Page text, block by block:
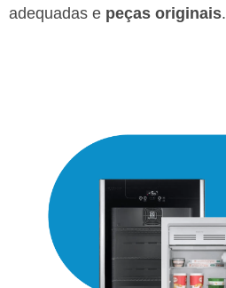
adequadas e peças originais.